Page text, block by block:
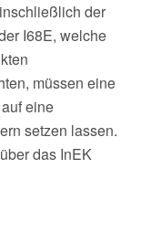
der
I68E, welche
müssen eine
eine
setzen lassen.
das InEK